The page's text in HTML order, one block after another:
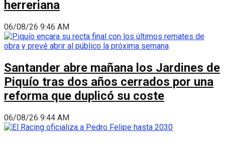
herreriana
06/08/26 9:46 AM
Santander abre mañana los Jardines de
Piquío tras dos años cerrados por una
reforma que duplicó su coste
06/08/26 9:44 AM